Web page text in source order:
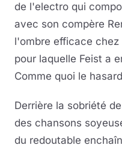
de l'electro qui
avec son compère
l'ombre efficace chez
pour laquelle Feist a
Comme quoi le
Derrière la sobriété
des chansons
du redoutable